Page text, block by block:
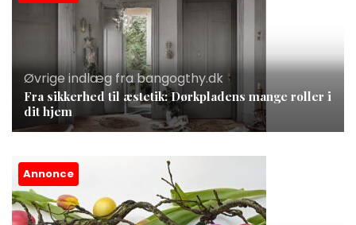
Øvrige indlæg fra bangogthy.dk
Fra sikkerhed til æstetik: Dørkpladens mange roller i
dit hjem
Annonce